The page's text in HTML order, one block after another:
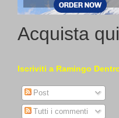
Acquista
Iscriviti a Ramingo
Post
Tutti i commenti